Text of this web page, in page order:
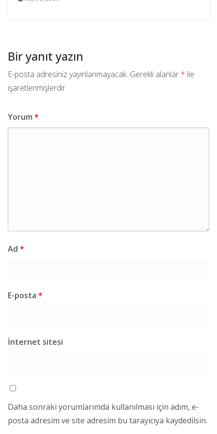
Bir yanıt yazın
E-posta adresiniz yayınlanmayacak. Gerekli alanlar * ile
işaretlenmişlerdir
Yorum *
Ad *
E-posta *
İnternet sitesi
Daha sonraki yorumlarımda kullanılması için adım, e-
posta adresim ve site adresim bu tarayıcıya kaydedilsin.